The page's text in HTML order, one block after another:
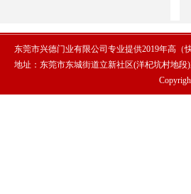
东莞市兴德门业有限公司专业提供2019年高
地址：东莞市东城街道立新社区(洋杞坑村地段